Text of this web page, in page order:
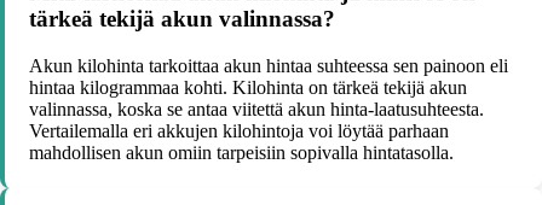
tärkeä tekijä akun valinnassa?
Akun kilohinta tarkoittaa akun hintaa suhteessa sen painoon eli
hintaa kilogrammaa kohti. Kilohinta on tärkeä tekijä akun
valinnassa, koska se antaa viitettä akun hinta-laatusuhteesta.
Vertailemalla eri akkujen kilohintoja voi löytää parhaan
mahdollisen akun omiin tarpeisiin sopivalla hintatasolla.